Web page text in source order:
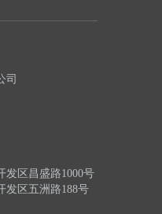
司
发区昌盛路1000号
发区五洲路188号